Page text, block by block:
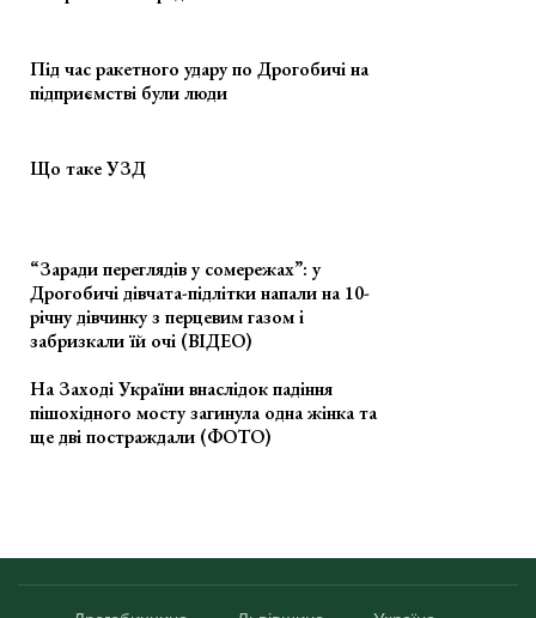
Під час ракетного удару по Дрогобичі на
підприємстві були люди
Що таке УЗД
“Заради переглядів у сомережах”: у
Дрогобичі дівчата-підлітки напали на 10-
річну дівчинку з перцевим газом і
забризкали їй очі (ВІДЕО)
На Заході України внаслідок падіння
пішохідного мосту загинула одна жінка та
ще дві постраждали (ФОТО)